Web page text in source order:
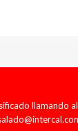
llamando